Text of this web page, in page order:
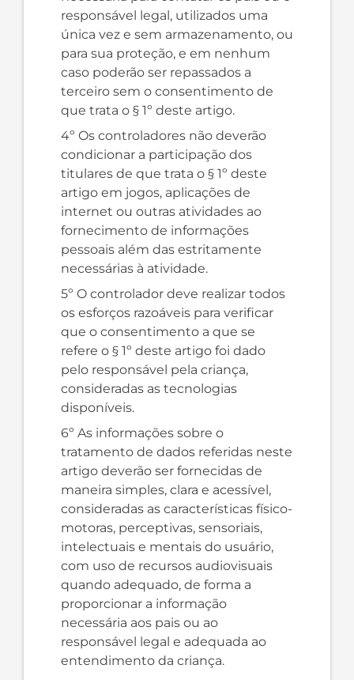
responsável legal, utilizados uma
única vez e sem armazenamento, ou
para sua proteção, e em nenhum
caso poderão ser repassados a
terceiro sem o consentimento de
que trata o § 1º deste artigo.
4º Os controladores não deverão
condicionar a participação dos
titulares de que trata o § 1º deste
artigo em jogos, aplicações de
internet ou outras atividades ao
fornecimento de informações
pessoais além das estritamente
necessárias à atividade.
5º O controlador deve realizar todos
os esforços razoáveis para verificar
que o consentimento a que se
refere o § 1º deste artigo foi dado
pelo responsável pela criança,
consideradas as tecnologias
disponíveis.
6º As informações sobre o
tratamento de dados referidas neste
artigo deverão ser fornecidas de
maneira simples, clara e acessível,
consideradas as características físico-
motoras, perceptivas, sensoriais,
intelectuais e mentais do usuário,
com uso de recursos audiovisuais
quando adequado, de forma a
proporcionar a informação
necessária aos pais ou ao
responsável legal e adequada ao
entendimento da criança.